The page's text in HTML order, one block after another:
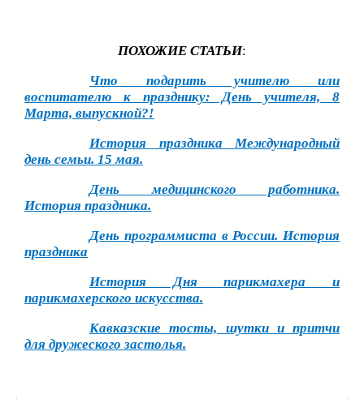
ПОХОЖИЕ СТАТЬИ:
Что подарить учителю или
воспитателю к празднику: День учителя, 8
Марта, выпускной?!
История праздника Международный
день семьи. 15 мая.
День медицинского работника.
История праздника.
День программиста в России. История
праздника
История Дня парикмахера и
парикмахерского искусства.
Кавказские тосты, шутки и притчи
для дружеского застолья.